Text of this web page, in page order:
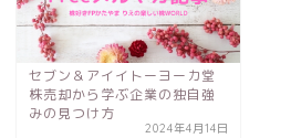
セブン＆アイイトーヨーカ堂
株売却から学ぶ企業の独自強
みの見つけ方
2024年4月14日